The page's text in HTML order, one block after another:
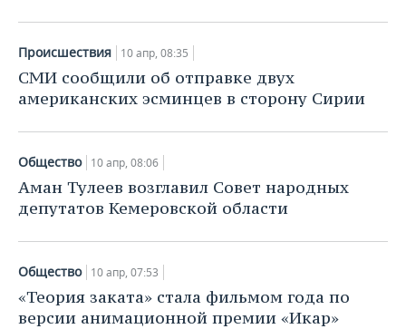
Происшествия 10 апр, 08:35
СМИ сообщили об отправке двух
американских эсминцев в сторону Сирии
Общество 10 апр, 08:06
Аман Тулеев возглавил Совет народных
депутатов Кемеровской области
Общество 10 апр, 07:53
«Теория заката» стала фильмом года по
версии анимационной премии «Икар»